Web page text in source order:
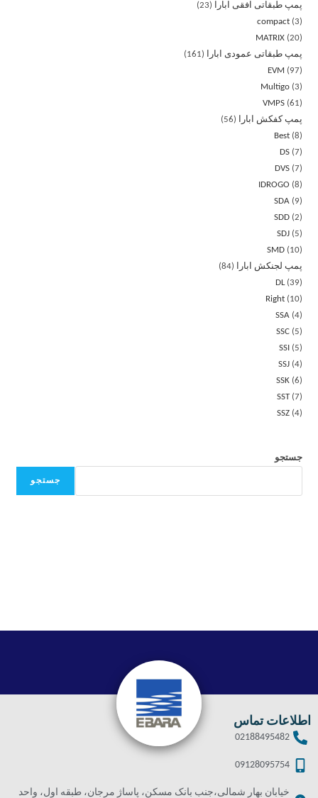
پمپ طبقاتی افقی ابارا
23
compact 3
MATRIX 20
پمپ طبقاتی عمودی ابارا
161
EVM
97
Multigo 3
VMPS 61
پمپ کفکش ابارا
56
Best 8
DS 7
DVS 7
IDROGO
8
SDA
9
SDD 2
SDJ
5
SMD
10
پمپ لجنکش ابارا
84
DL 39
Right
10
SSA 4
SSC
5
SSI
5
SSJ 4
SSK 6
SST 7
SSZ 4
جستجو
جستجو
اطلاعات تماس
02188495482
09128095754
خیابان بهار شمالی،جنب بانک مسکن، پاساژ مرجان، طبقه اول، واحد